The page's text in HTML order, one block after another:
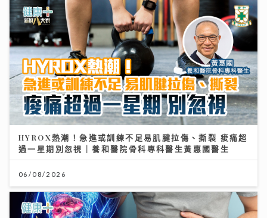
HYROX熱潮！急進或訓練不足易肌腱拉傷、撕裂 痠痛超
過一星期別忽視｜養和醫院骨科專科醫生黃惠國醫生
06/08/2026